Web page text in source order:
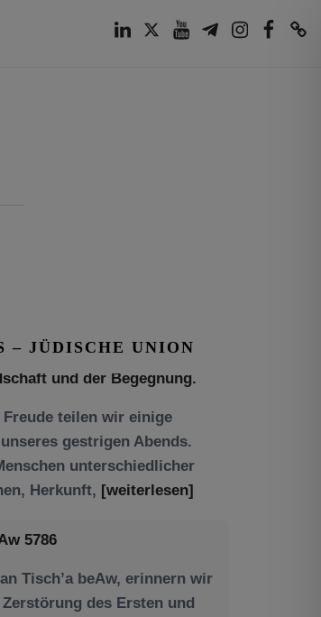
– JÜDISCHE UNION
Herkunft,[weiterlesen]
Tisch’a beAw, erinnern wir
des Ersten und